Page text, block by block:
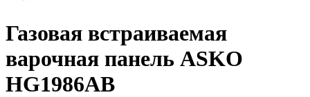
Газовая встраиваемая
варочная панель ASKO
HG1986AB